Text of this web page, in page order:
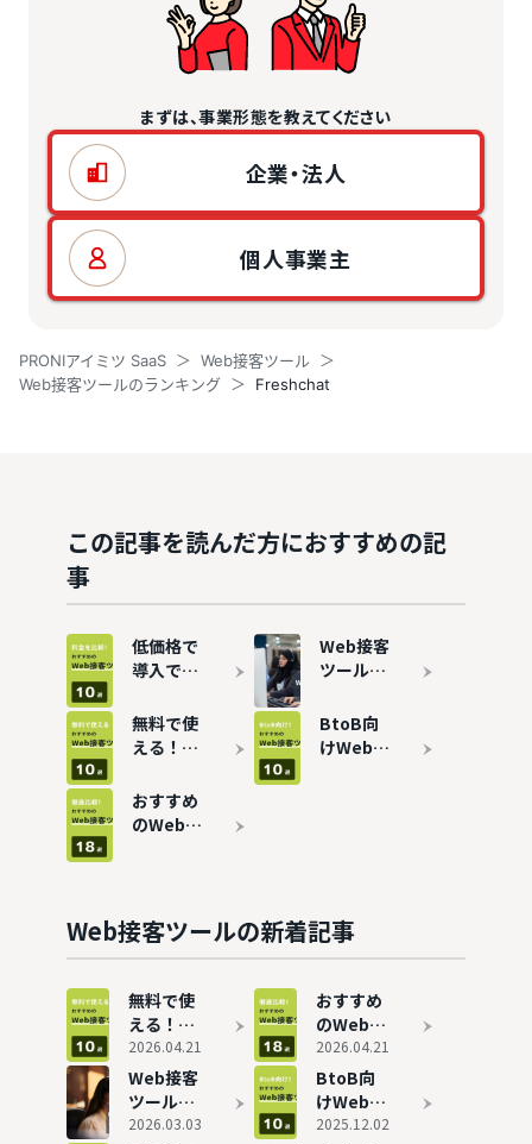
まずは、事業形態を教えてください
企業・法人
個人事業主
PRONIアイミツ SaaS
Web接客ツール
Web接客ツールのランキング
Freshchat
この記事を読んだ方におすすめの記
事
低価格で
導入でき
めWeb接
客ツール
用相場も
解説
Web接客
ツールと
ットや選
び方を解
無料で使
える！
ツールお
すすめ10
BtoB向
けWeb接
おすすめ
のWeb接
Web接客ツールの新着記事
無料で使
える！
Web接客
ツールお
すすめ10
選
2026.04.21
おすすめ
のWeb接
客ツール
18選を比
較
2026.04.21
Web接客
ツールと
は？基本
2026.03.03
BtoB向
けWeb接
客ツール
2025.12.02